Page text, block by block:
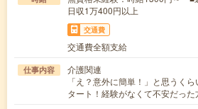
日収1万400円以上
交通費
交通費全額支給
仕事内容
介護関連
「え？意外に簡単！」と思うく
タート！経験がなくて不安だっ